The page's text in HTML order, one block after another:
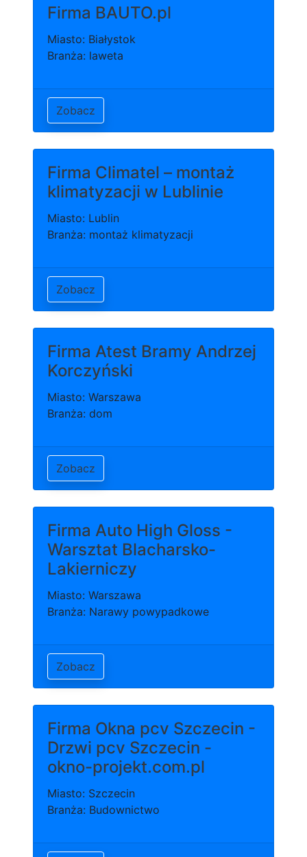
Firma BAUTO.pl
Miasto: Białystok
Branża: laweta
Zobacz
Firma Climatel – montaż
klimatyzacji w Lublinie
Miasto: Lublin
Branża: montaż klimatyzacji
Zobacz
Firma Atest Bramy Andrzej
Korczyński
Miasto: Warszawa
Branża: dom
Zobacz
Firma Auto High Gloss -
Warsztat Blacharsko-
Lakierniczy
Miasto: Warszawa
Branża: Narawy powypadkowe
Zobacz
Firma Okna pcv Szczecin -
Drzwi pcv Szczecin -
okno-projekt.com.pl
Miasto: Szczecin
Branża: Budownictwo